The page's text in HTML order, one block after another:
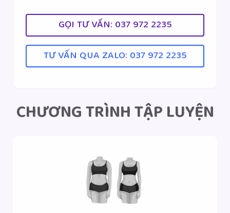
GỌI TƯ VẤN: 037 972 2235
TƯ VẤN QUA ZALO: 037 972 2235
CHƯƠNG TRÌNH TẬP LUYỆN